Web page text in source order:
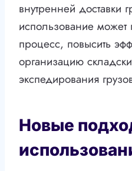
внутренней доставки
использование может
процесс, повысить
организацию
экспедирования
Новые